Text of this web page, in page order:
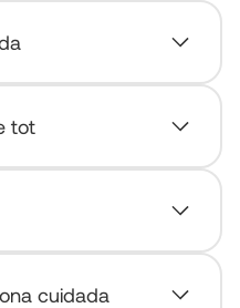
tot
cuidada